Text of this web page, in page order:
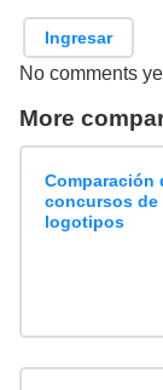
Ingresar
No comments
More
Comparación
concursos de
logotipos